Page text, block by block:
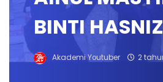
BINTI
Akademi Youtuber 2